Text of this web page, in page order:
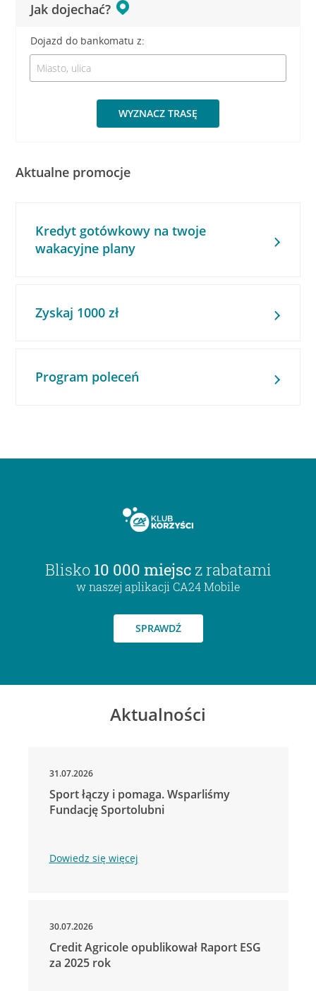
Jak dojechać?
Dojazd do bankomatu z:
WYZNACZ TRASĘ
Aktualne promocje
Kredyt gotówkowy na twoje
wakacyjne plany
Zyskaj 1000 zł
Program poleceń
Blisko 10 000 miejsc z rabatami
w naszej aplikacji CA24 Mobile
SPRAWDŹ
Aktualności
31.07.2026
Sport łączy i pomaga. Wsparliśmy
Fundację Sportolubni
Dowiedz się więcej
30.07.2026
Credit Agricole opublikował Raport ESG
za 2025 rok